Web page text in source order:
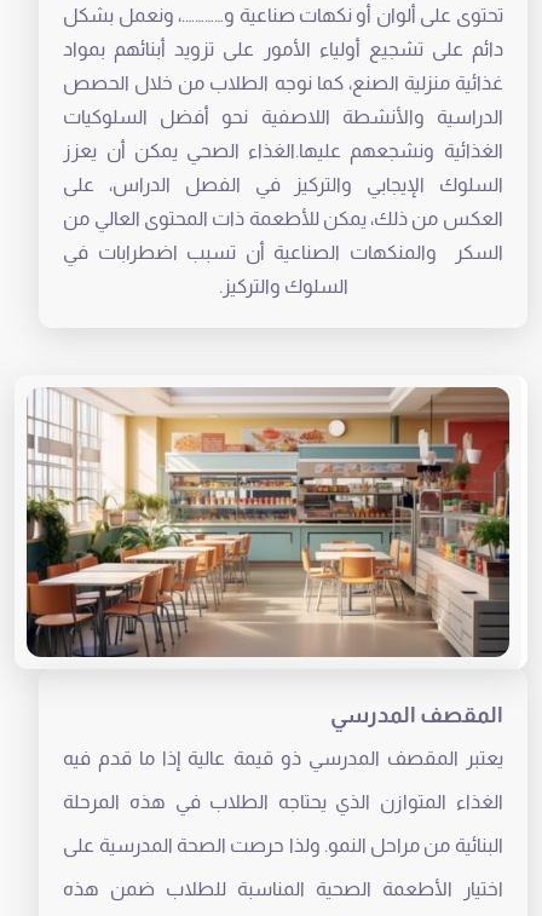
تحتوى على ألوان أو نكهات صناعية و………….، ونعمل بشكل
دائم على تشجيع أولياء الأمور على تزويد أبنائهم بمواد
غذائية منزلية الصنع، كما نوجه الطلاب من خلال الحصص
الدراسية والأنشطة اللاصفية نحو أفضل السلوكيات
الغذائية ونشجعهم عليها.الغذاء الصحي يمكن أن يعزز
السلوك الإيجابي والتركيز في الفصل الدراس، على
العكس من ذلك، يمكن للأطعمة ذات المحتوى العالي من
السكر والمنكهات الصناعية أن تسبب اضطرابات في
السلوك والتركيز.
المقصف المدرسي
يعتبر المقصف المدرسي ذو قيمة عالية إذا ما قدم فيه
الغذاء المتوازن الذي يحتاجه الطلاب في هذه المرحلة
البنائية من مراحل النمو. ولذا حرصت الصحة المدرسية على
اختيار الأطعمة الصحية المناسبة للطلاب ضمن هذه